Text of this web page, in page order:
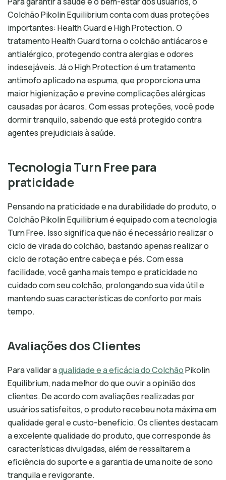
Colchão Pikolin Equilibrium conta com duas proteções
importantes: Health Guard e High Protection. O
tratamento Health Guard torna o colchão antiácaros e
antialérgico, protegendo contra alergias e odores
indesejáveis. Já o High Protection é um tratamento
antimofo aplicado na espuma, que proporciona uma
maior higienização e previne complicações alérgicas
causadas por ácaros. Com essas proteções, você pode
dormir tranquilo, sabendo que está protegido contra
agentes prejudiciais à saúde.
Tecnologia Turn Free para
praticidade
Pensando na praticidade e na durabilidade do produto, o
Colchão Pikolin Equilibrium é equipado com a tecnologia
Turn Free. Isso significa que não é necessário realizar o
ciclo de virada do colchão, bastando apenas realizar o
ciclo de rotação entre cabeça e pés. Com essa
facilidade, você ganha mais tempo e praticidade no
cuidado com seu colchão, prolongando sua vida útil e
mantendo suas características de conforto por mais
tempo.
Avaliações dos Clientes
Para validar aqualidade e a eficácia do ColchãoPikolin
Equilibrium, nada melhor do que ouvir a opinião dos
clientes. De acordo com avaliações realizadas por
usuários satisfeitos, o produto recebeu nota máxima em
qualidade geral e custo-benefício. Os clientes destacam
a excelente qualidade do produto, que corresponde às
características divulgadas, além de ressaltarem a
eficiência do suporte e a garantia de uma noite de sono
tranquila e revigorante.